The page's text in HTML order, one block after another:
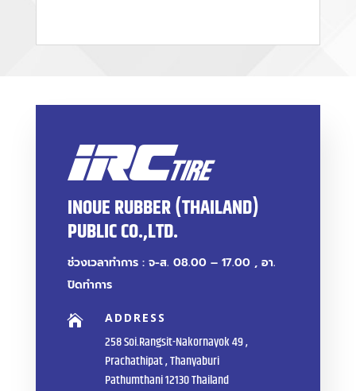
INOUE RUBBER (THAILAND)
PUBLIC CO.,LTD.
ช่วงเวลาทำการ : จ-ส. 08.00 – 17.00 , อา.
ปิดทำการ
 ADDRESS
258 Soi.Rangsit-Nakornayok 49 ,
Prachathipat , Thanyaburi
Pathumthani 12130 Thailand